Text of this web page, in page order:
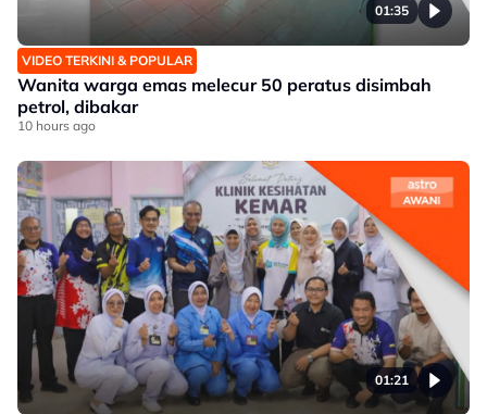
01:35
VIDEO TERKINI & POPULAR
Wanita warga emas melecur 50 peratus disimbah
petrol, dibakar
10 hours ago
01:21